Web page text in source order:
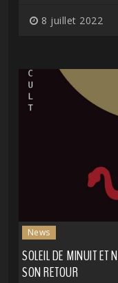
8 juillet 2022
News
SOLEIL DE MINUIT ET
SON RETOUR